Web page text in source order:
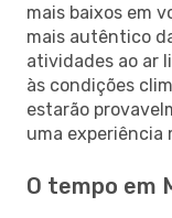
mais baixos em
mais autêntico
atividades ao ar
às condições
estarão
uma experiência
O tempo em